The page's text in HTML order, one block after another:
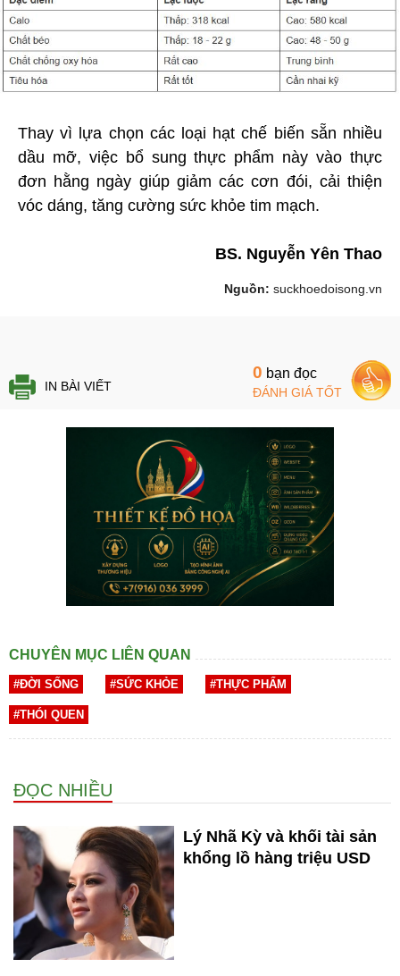
Thay vì lựa chọn các loại hạt chế biến sẵn nhiều
dầu mỡ, việc bổ sung thực phẩm này vào thực
đơn hằng ngày giúp giảm các cơn đói, cải thiện
vóc dáng, tăng cường sức khỏe tim mạch.
BS. Nguyễn Yên Thao
Nguồn: suckhoedoisong.vn
IN BÀI VIẾT
0 bạn đọc
ĐÁNH GIÁ TỐT
CHUYÊN MỤC LIÊN QUAN
#ĐỜI SỐNG #SỨC KHỎE #THỰC PHẨM
#THÓI QUEN
ĐỌC NHIỀU
Lý Nhã Kỳ và khối tài sản
khổng lồ hàng triệu USD